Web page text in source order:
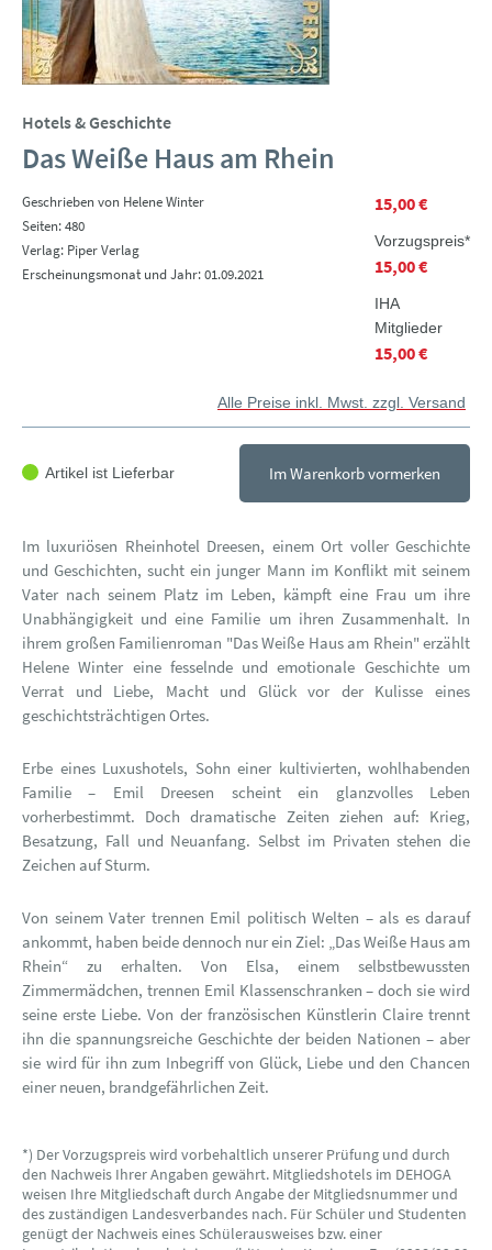
Hotels & Geschichte
Das Weiße Haus am Rhein
Geschrieben von Helene Winter
Seiten: 480
Verlag: Piper Verlag
Erscheinungsmonat und Jahr: 01.09.2021
15,00 €
Vorzugspreis*
15,00 €
IHA
Mitglieder
15,00 €
Alle Preise inkl. Mwst. zzgl. Versand
Artikel ist Lieferbar Im Warenkorb vormerken
Im luxuriösen Rheinhotel Dreesen, einem Ort voller Geschichte
und Geschichten, sucht ein junger Mann im Konflikt mit seinem
Vater nach seinem Platz im Leben, kämpft eine Frau um ihre
Unabhängigkeit und eine Familie um ihren Zusammenhalt. In
ihrem großen Familienroman "Das Weiße Haus am Rhein" erzählt
Helene Winter eine fesselnde und emotionale Geschichte um
Verrat und Liebe, Macht und Glück vor der Kulisse eines
geschichtsträchtigen Ortes.
Erbe eines Luxushotels, Sohn einer kultivierten, wohlhabenden
Familie – Emil Dreesen scheint ein glanzvolles Leben
vorherbestimmt. Doch dramatische Zeiten ziehen auf: Krieg,
Besatzung, Fall und Neuanfang. Selbst im Privaten stehen die
Zeichen auf Sturm.
Von seinem Vater trennen Emil politisch Welten – als es darauf
ankommt, haben beide dennoch nur ein Ziel: „Das Weiße Haus am
Rhein“ zu erhalten. Von Elsa, einem selbstbewussten
Zimmermädchen, trennen Emil Klassenschranken – doch sie wird
seine erste Liebe. Von der französischen Künstlerin Claire trennt
ihn die spannungsreiche Geschichte der beiden Nationen – aber
sie wird für ihn zum Inbegriff von Glück, Liebe und den Chancen
einer neuen, brandgefährlichen Zeit.
*) Der Vorzugspreis wird vorbehaltlich unserer Prüfung und durch
den Nachweis Ihrer Angaben gewährt. Mitgliedshotels im DEHOGA
weisen Ihre Mitgliedschaft durch Angabe der Mitgliedsnummer und
des zuständigen Landesverbandes nach. Für Schüler und Studenten
genügt der Nachweis eines Schülerausweises bzw. einer